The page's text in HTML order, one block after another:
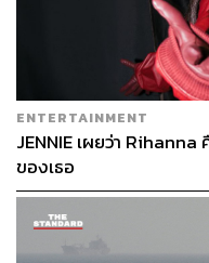
แต่หากคิดถึงการที่ดอร์ทมุ
โลนาได้ถึง 105 ล้านยูโ
หรือลิเวอร์พูลขายคูตินโ
ยูโรแล้วจะรู้สึกว่าค่าตัว
เกินไป
และยิ่งหากเทียบตามการป
Observatory ซึ่งเป็นสถา
ค่าตัวของซานโชเอาไว้สู
ENTERTAINMENT
JENNIE เผยว่า
ของเธอ